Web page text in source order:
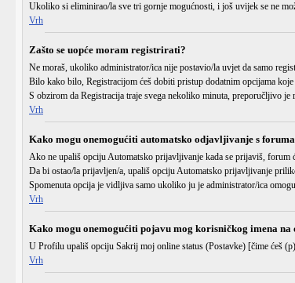
Ukoliko si eliminirao/la sve tri gornje mogućnosti, i još uvijek se ne
Vrh
Zašto se uopće moram registrirati?
Ne moraš, ukoliko administrator/ica nije postavio/la uvjet da samo
Bilo kako bilo, Registracijom ćeš dobiti pristup dodatnim opcijama
S obzirom da Registracija traje svega nekoliko minuta, preporučljivo je
Vrh
Kako mogu onemogućiti automatsko odjavljivanje s
Ako ne upališ opcijuAutomatsko prijavljivanje kada se prijaviš, forum
Da bi ostao/la prijavljen/a, upališ opcijuAutomatsko prijavljivanje
Spomenuta opcija je vidljiva samo ukoliko ju je administrator/ica
Vrh
Kako mogu onemogućiti pojavu mog korisničkog imena na
U Profilu upališ opciju Sakrij moj online status (Postavke) [čime ćeš
Vrh